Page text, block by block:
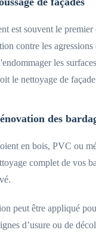
est souvent le
contre les
les
le nettoyage de
des
en bois, PVC ou
complet de vos
peut être appliqué
d’usure ou de